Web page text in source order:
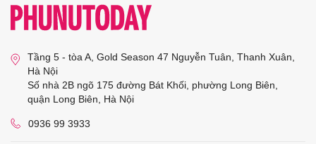
Tầng 5 - tòa A, Gold Season 47 Nguyễn Tuân, Thanh Xuân,
Hà Nội
Số nhà 2B ngõ 175 đường Bát Khối, phường Long Biên,
quận Long Biên, Hà Nội
0936 99 3933